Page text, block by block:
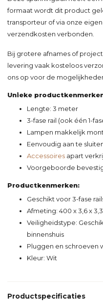
formaat wordt dit product
transporteur of via onze
verzendkosten verbonden.
Bij grotere afnames of
levering vaak kosteloos
ons op voor de
Unieke
Lengte: 3 meter
3-fase rail (ook één 1-
Lampen makkelijk
Eenvoudig aan te
Accessoires apart
Voorgeboorde
Productkenmerken:
Geschikt voor 3-fase
Afmeting: 400 x 3,6 x
Veiligheidstype:
binnenshuis
Pluggen en schroeven
Kleur: Wit
Productspecificaties